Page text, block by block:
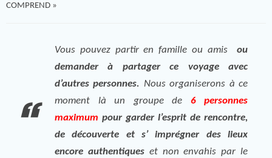
COMPREND »
Vous pouvez partir en famille ou amis ou
demander à partager ce voyage avec
d’autres personnes. Nous organiserons à ce
moment là un groupe de 6 personnes
maximum pour garder l’esprit de rencontre,
de découverte et s’ imprégner des lieux
encore authentiqueset non envahis par le